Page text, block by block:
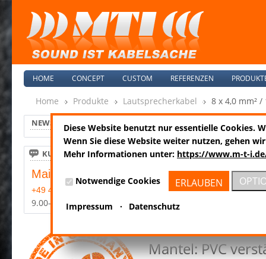
HOME CONCEPT CUSTOM REFERENZEN
Home Produkte Lautsprecherkabel 8 x 4,0 mm² /
MTI
entsprechend
Cu.: 8x 4,0 mm²,
sauerstoff-/
Mantel: PVC
NEWS
KUNDENSERVICE
Mail:
+49 4185-8089-0
9.00-17.00 Mo-Fr
Diese Website benutzt nur essentielle Cookies.
Wenn Sie diese Website weiter nutzen, gehen
Mehr Informationen unter: https://www.m-t-
Notwendige Cookies ERLAUBEN
Impressum · Datenschutz